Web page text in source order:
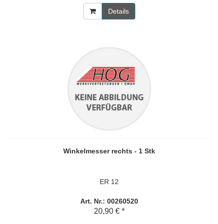
Details
Winkelmesser rechts - 1 Stk
ER 12
Art. Nr.: 00260520
20,90 € *